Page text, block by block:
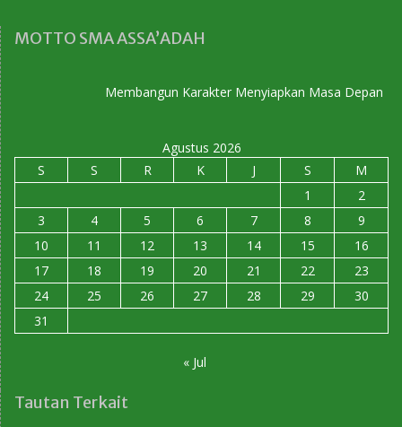
MOTTO SMA ASSA’ADAH
Membangun Karakter Menyiapkan Masa Depan
Agustus 2026
S
S R K J S
M
1
2
3
4 5 6 7 8
9
10
11 12 13 14 15
16
17
18 19 20 21 22
23
24
25 26 27 28 29
30
31
« Jul
Tautan Terkait